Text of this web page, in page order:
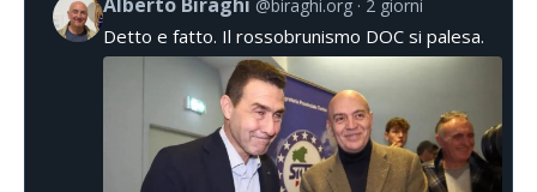
@biraghi.org 2 giorni
Detto e fatto. Il rossobrunismo DOC si palesa.